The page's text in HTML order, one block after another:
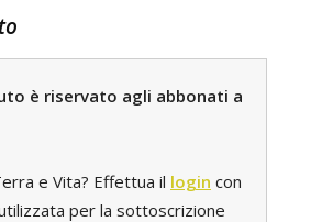
è riservato agli abbonati a
e Vita? Effettua il login con
per la sottoscrizione